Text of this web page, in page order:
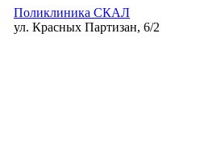
Поликлиника СКАЛ
ул. Красных Партизан, 6/2